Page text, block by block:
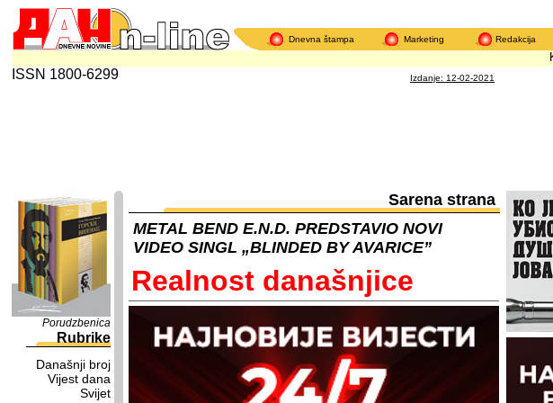
Dnevna štampa Marketing Redakcija
ISSN 1800-6299 Izdanje: 12-02-2021
Porudzbenica
Rubrike
Današnji broj
Vijest dana
Svijet
Sarena strana
METAL BEND E.N.D. PREDSTAVIO NOVI
VIDEO SINGL „BLINDED BY AVARICE”
Realnost današnjice